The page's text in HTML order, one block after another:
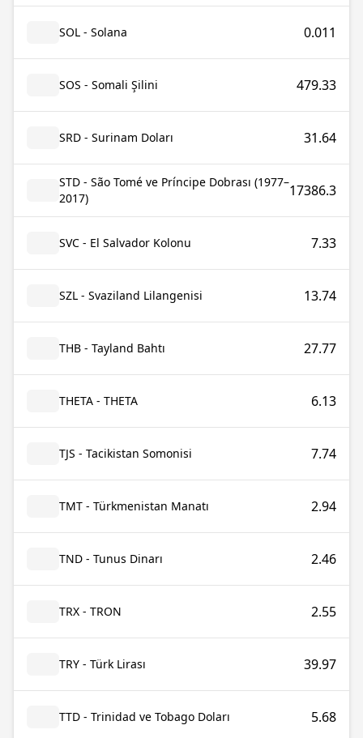
SOL - Solana 0.011
SOS - Somali Şilini 479.33
SRD - Surinam Doları 31.64
STD - São Tomé ve Príncipe Dobrası (1977–
2017)
17386.3
SVC - El Salvador Kolonu 7.33
SZL - Svaziland Lilangenisi 13.74
THB - Tayland Bahtı 27.77
THETA - THETA 6.13
TJS - Tacikistan Somonisi 7.74
TMT - Türkmenistan Manatı 2.94
TND - Tunus Dinarı 2.46
TRX - TRON 2.55
TRY - Türk Lirası 39.97
TTD - Trinidad ve Tobago Doları 5.68